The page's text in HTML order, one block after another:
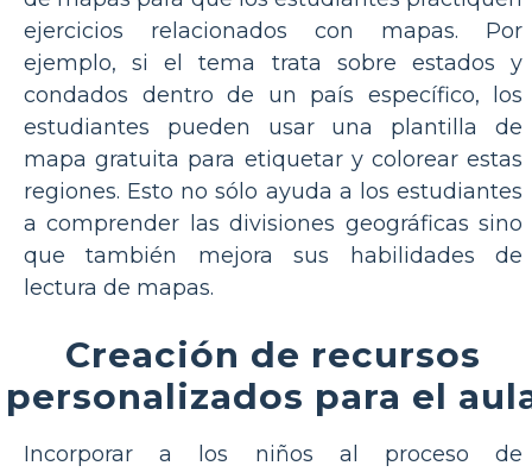
ejercicios relacionados con mapas. Por
ejemplo, si el tema trata sobre estados y
condados dentro de un país específico, los
estudiantes pueden usar una plantilla de
mapa gratuita para etiquetar y colorear estas
regiones. Esto no sólo ayuda a los estudiantes
a comprender las divisiones geográficas sino
que también mejora sus habilidades de
lectura de mapas.
Creación de recursos
personalizados para el
Incorporar a los niños al proceso de